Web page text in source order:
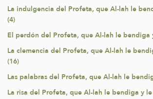
La indulgencia del Profeta, que Al-lah le
(4)
El perdón del Profeta, que Al-lah le bendiga
La clemencia del Profeta, que Al-lah le
(16)
Las palabras del Profeta, que Al-lah le
La risa del Profeta, que Al-lah le bendiga y